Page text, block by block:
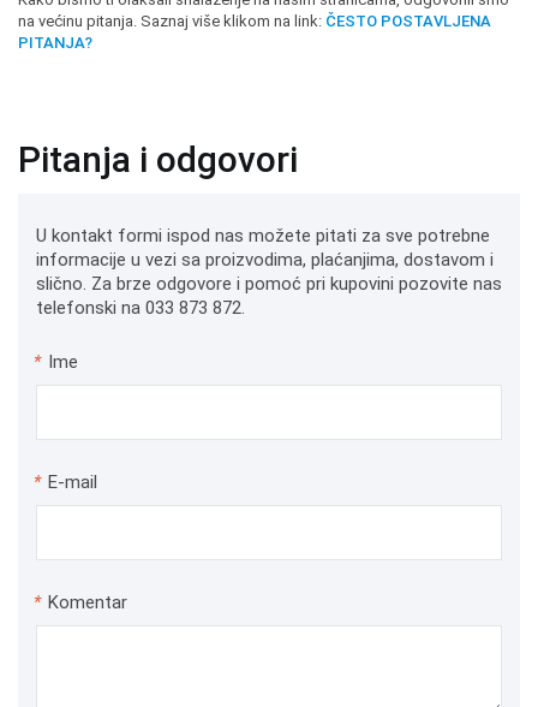
na većinu pitanja. Saznaj više klikom na link: ČESTO POSTAVLJENA
PITANJA?
Pitanja i odgovori
U kontakt formi ispod nas možete pitati za sve potrebne
informacije u vezi sa proizvodima, plaćanjima, dostavom i
slično. Za brze odgovore i pomoć pri kupovini pozovite nas
telefonski na 033 873 872.
* Ime
* E-mail
* Komentar